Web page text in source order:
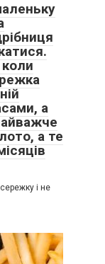
коли
а
а те
і не